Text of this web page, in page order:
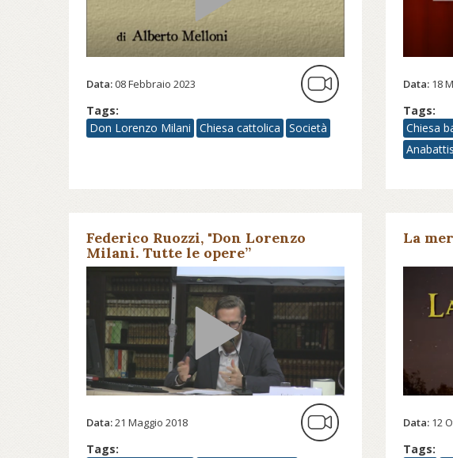
Data:08 Febbraio 2023
Tags:
Don Lorenzo Milani
Chiesa cattolica Società
Data: 18
Tags:
Chiesa
Federico Ruozzi, "Don Lorenzo
Milani. Tutte le opere”
Data:21 Maggio 2018
Tags:
La
Data: 12
Tags: